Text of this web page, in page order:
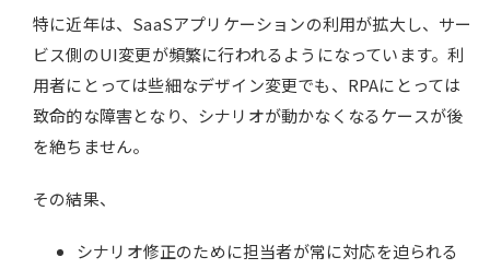
特に近年は、SaaSアプリケーションの利用が拡大し、サー
ビス側のUI変更が頻繁に行われるようになっています。利
用者にとっては些細なデザイン変更でも、RPAにとっては
致命的な障害となり、シナリオが動かなくなるケースが後
を絶ちません。
その結果、
シナリオ修正のために担当者が常に対応を迫られる